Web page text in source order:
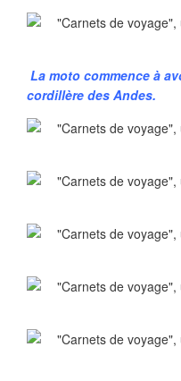
La moto commence à
cordillère des Andes.